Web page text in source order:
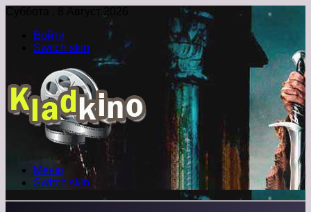
Суббота , 8 Август 2026
Войти
Switch skin
Меню
Switch skin